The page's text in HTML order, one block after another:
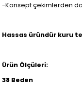
-Konsept çekimlerden
Hassas üründür kuru
Ürün Ölçüleri:
38 Beden